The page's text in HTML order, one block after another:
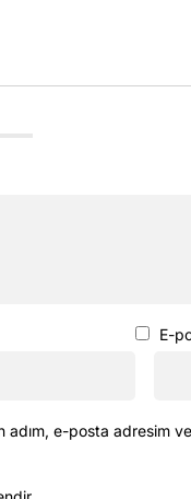
E-
adım, e-posta adresim